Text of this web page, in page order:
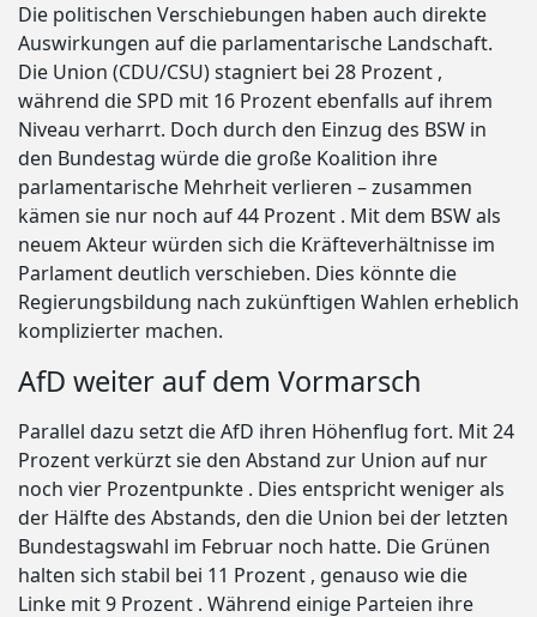
Die politischen Verschiebungen haben auch direkte
Auswirkungen auf die parlamentarische Landschaft.
Die Union (CDU/CSU) stagniert bei 28 Prozent ,
während die SPD mit 16 Prozent ebenfalls auf ihrem
Niveau verharrt. Doch durch den Einzug des BSW in
den Bundestag würde die große Koalition ihre
parlamentarische Mehrheit verlieren – zusammen
kämen sie nur noch auf 44 Prozent . Mit dem BSW als
neuem Akteur würden sich die Kräfteverhältnisse im
Parlament deutlich verschieben. Dies könnte die
Regierungsbildung nach zukünftigen Wahlen erheblich
komplizierter machen.
AfD weiter auf dem Vormarsch
Parallel dazu setzt die AfD ihren Höhenflug fort. Mit 24
Prozent verkürzt sie den Abstand zur Union auf nur
noch vier Prozentpunkte . Dies entspricht weniger als
der Hälfte des Abstands, den die Union bei der letzten
Bundestagswahl im Februar noch hatte. Die Grünen
halten sich stabil bei 11 Prozent , genauso wie die
Linke mit 9 Prozent . Während einige Parteien ihre